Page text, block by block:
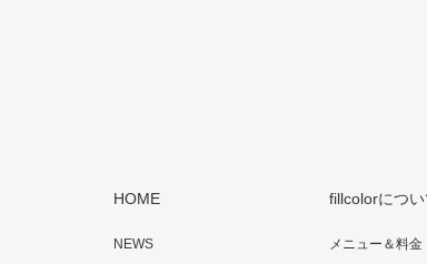
HOME
NEWS
fillcolorについ
メニュー＆料金